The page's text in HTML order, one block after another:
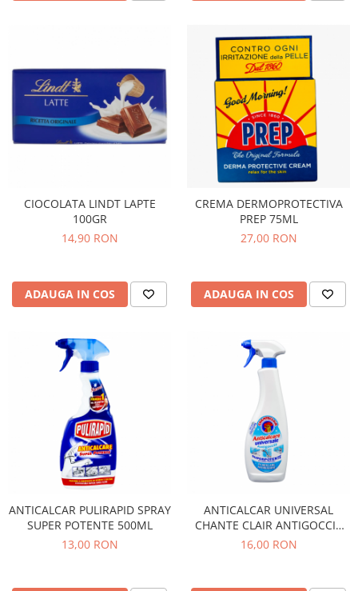
CIOCOLATA LINDT LAPTE
100GR
14,90 RON
ADAUGA IN COS
CREMA DERMOPROTECTIVA
PREP 75ML
27,00 RON
ADAUGA IN COS
ANTICALCAR PULIRAPID SPRAY
SUPER POTENTE 500ML
13,00 RON
ANTICALCAR UNIVERSAL
CHANTE CLAIR ANTIGOCCIA
625ML
16,00 RON